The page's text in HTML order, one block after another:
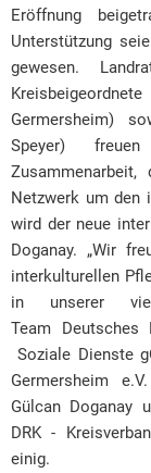
Eröffnung
Unterstützung
gewesen.
Germersheim)
Speyer)
Netzwerk um den
wird der neue
Doganay. „Wir
interkulturellen
in unserer
Team Deutsches
Soziale Dienste
Germersheim
Gülcan Doganay
DRK -
einig.